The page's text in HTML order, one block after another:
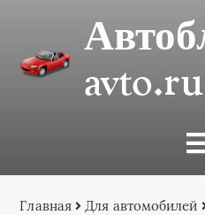
avto.ru
Главная Для автомобилей